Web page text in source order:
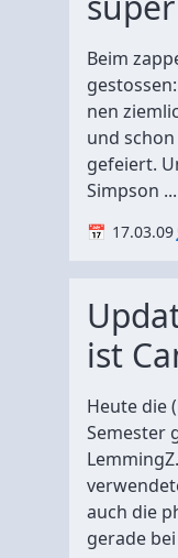
Beim
nen
und
gefeiert.
Simpson ...
17.03.09
ist
Heute die
Semester
auch die
gerade